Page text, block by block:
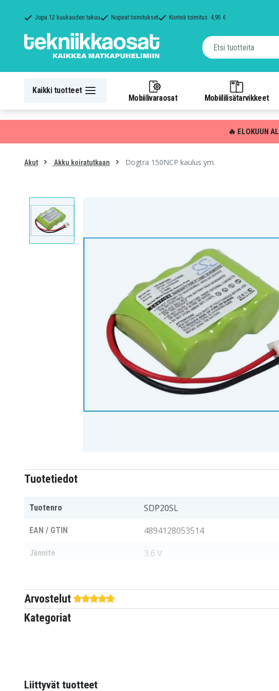
Jopa 12 kuukauden takuu Nopeat toimitukset Kiinteä toimitus: 4,95 €
Kaikki tuotteet
Mobiilivaraosat Mobiililisätarvikkeet
🔥 ELOKUUN
Akut Akku koiratutkaan Dogtra 150NCP kaulus ym.
Tuotetiedot
Tuotenro SDP20SL
EAN / GTIN 4894128053514
Jännite 3,6 V
Mitat
Kapasiteetti
Arvostelut
Kategoriat
Liittyvät tuotteet